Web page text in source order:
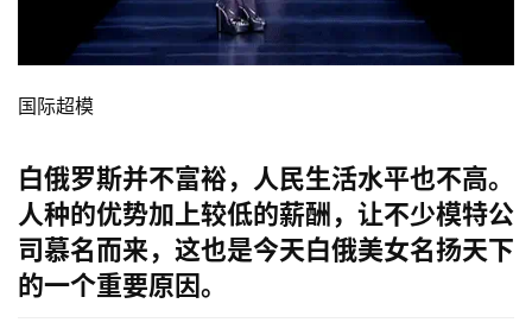
国际超模
白俄罗斯并不富裕，人民生活水平也不高。
人种的优势加上较低的薪酬，让不少模特公
司慕名而来，这也是今天白俄美女名扬天下
的一个重要原因。